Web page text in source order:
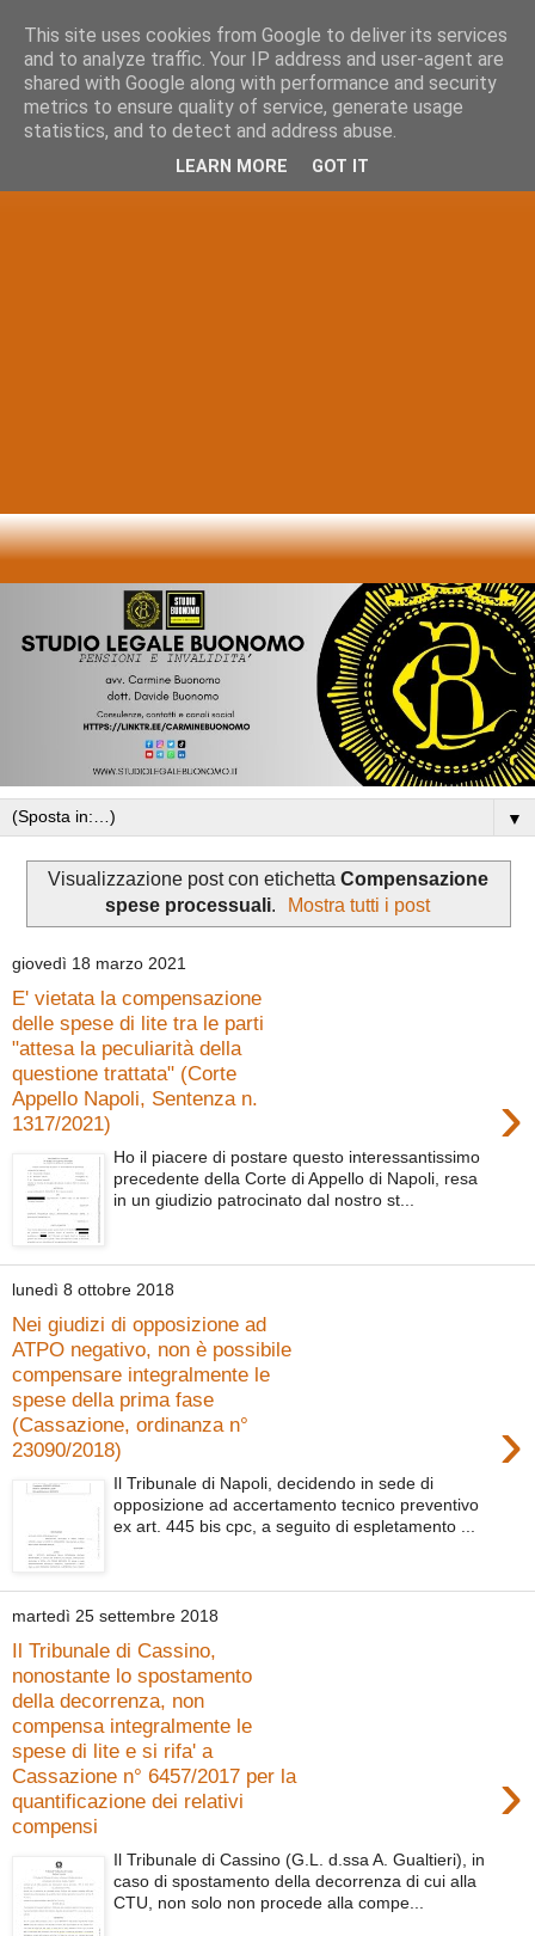
▼
Visualizzazione post con etichetta Compensazione
spese processuali. Mostra tutti i post
giovedì 18 marzo 2021
E' vietata la compensazione
delle spese di lite tra le parti
"attesa la peculiarità della
questione trattata" (Corte
Appello Napoli, Sentenza n.
1317/2021)
›
Ho il piacere di postare questo interessantissimo
precedente della Corte di Appello di Napoli, resa
in un giudizio patrocinato dal nostro st...
lunedì 8 ottobre 2018
Nei giudizi di opposizione ad
ATPO negativo, non è possibile
compensare integralmente le
spese della prima fase
(Cassazione, ordinanza n°
23090/2018)
›
Il Tribunale di Napoli, decidendo in sede di
opposizione ad accertamento tecnico preventivo
ex art. 445 bis cpc, a seguito di espletamento ...
martedì 25 settembre 2018
Il Tribunale di Cassino,
nonostante lo spostamento
della decorrenza, non
compensa integralmente le
spese di lite e si rifa' a
Cassazione n° 6457/2017 per la
quantificazione dei relativi
compensi
›
Il Tribunale di Cassino (G.L. d.ssa A. Gualtieri), in
caso di spostamento della decorrenza di cui alla
CTU, non solo non procede alla compe...
This site uses cookies from Google to deliver its services
and to analyze traffic. Your IP address and user-agent are
shared with Google along with performance and security
metrics to ensure quality of service, generate usage
statistics, and to detect and address abuse.
LEARN MORE GOT IT